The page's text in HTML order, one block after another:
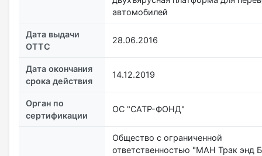
автомобилей
Дата выдачи
ОТТС
28.06.2016
Дата окончания
срока действия
14.12.2019
Орган по
сертификации
ОС "САТР-ФОНД"
Общество с ограниченной
ответственностью "МАН Трак энд